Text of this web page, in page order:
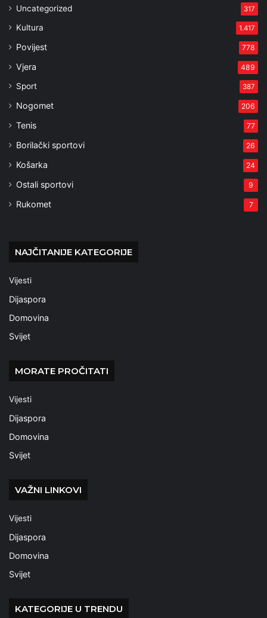
Uncategorized 317
Kultura 1.417
Povijest 778
Vjera 489
Sport 387
Nogomet 206
Tenis 77
Borilački sportovi 26
Košarka 24
Ostali sportovi 9
Rukomet 7
NAJČITANIJE KATEGORIJE
Vijesti
Dijaspora
Domovina
Svijet
MORATE PROČITATI
Vijesti
Dijaspora
Domovina
Svijet
VAŽNI LINKOVI
Vijesti
Dijaspora
Domovina
Svijet
KATEGORIJE U TRENDU